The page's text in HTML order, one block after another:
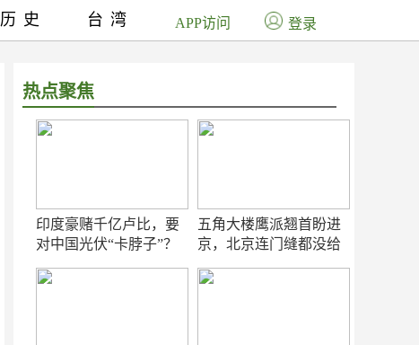
热点聚焦
印度豪赌千亿卢比，要
对中国光伏“卡脖子”？
五角大楼鹰派翘首盼进
京，北京连门缝都没给
历史 台湾 APP访问 登录